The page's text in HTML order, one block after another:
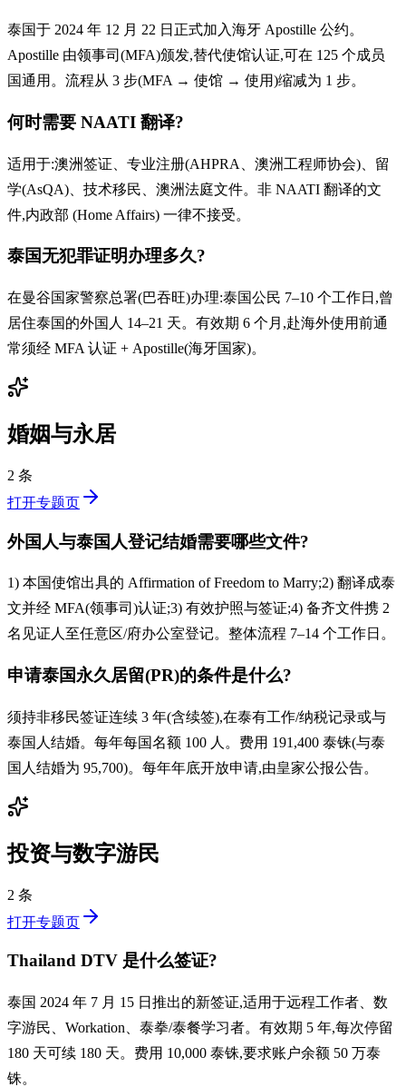
泰国于 2024 年 12 月 22 日正式加入海牙 Apostille 公约。
Apostille 由领事司(MFA)颁发,替代使馆认证,可在 125 个成员
国通用。流程从 3 步(MFA → 使馆 → 使用)缩减为 1 步。
何时需要 NAATI 翻译?
适用于:澳洲签证、专业注册(AHPRA、澳洲工程师协会)、留
学(AsQA)、技术移民、澳洲法庭文件。非 NAATI 翻译的文
件,内政部 (Home Affairs) 一律不接受。
泰国无犯罪证明办理多久?
在曼谷国家警察总署(巴吞旺)办理:泰国公民 7–10 个工作日,曾
居住泰国的外国人 14–21 天。有效期 6 个月,赴海外使用前通
常须经 MFA 认证 + Apostille(海牙国家)。
婚姻与永居
2 条
打开专题页
外国人与泰国人登记结婚需要哪些文件?
1) 本国使馆出具的 Affirmation of Freedom to Marry;2) 翻译成泰
文并经 MFA(领事司)认证;3) 有效护照与签证;4) 备齐文件携 2
名见证人至任意区/府办公室登记。整体流程 7–14 个工作日。
申请泰国永久居留(PR)的条件是什么?
须持非移民签证连续 3 年(含续签),在泰有工作/纳税记录或与
泰国人结婚。每年每国名额 100 人。费用 191,400 泰铢(与泰
国人结婚为 95,700)。每年年底开放申请,由皇家公报公告。
投资与数字游民
2 条
打开专题页
Thailand DTV 是什么签证?
泰国 2024 年 7 月 15 日推出的新签证,适用于远程工作者、数
字游民、Workation、泰拳/泰餐学习者。有效期 5 年,每次停留
180 天可续 180 天。费用 10,000 泰铢,要求账户余额 50 万泰
铢。